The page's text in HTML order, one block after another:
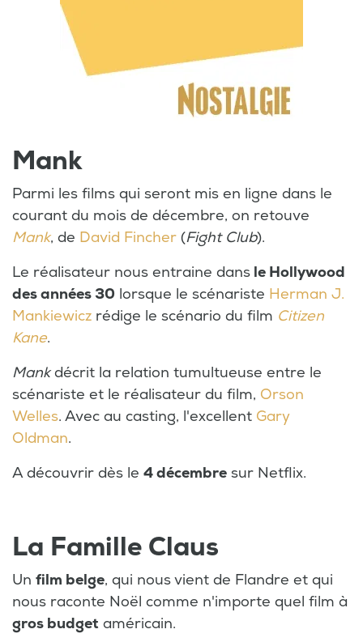
Mank
Parmi les films qui seront mis en ligne dans le
courant du mois de décembre, on retouve
Mank, de David Fincher (Fight Club).
Le réalisateur nous entraine dans le Hollywood
des années 30 lorsque le scénariste Herman J.
Mankiewicz rédige le scénario du film Citizen
Kane.
Mankdécrit la relation tumultueuse entre le
scénariste et le réalisateur du film, Orson
Welles. Avec au casting, l'excellent Gary
Oldman.
A découvrir dès le 4 décembre sur Netflix.
La Famille Claus
Un film belge, qui nous vient de Flandre et qui
nous raconte Noël comme n'importe quel film à
gros budget américain.